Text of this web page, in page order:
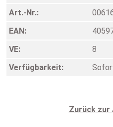
Art.-Nr.:
EAN:
VE:
8
Verfügbarkeit:
Zurück